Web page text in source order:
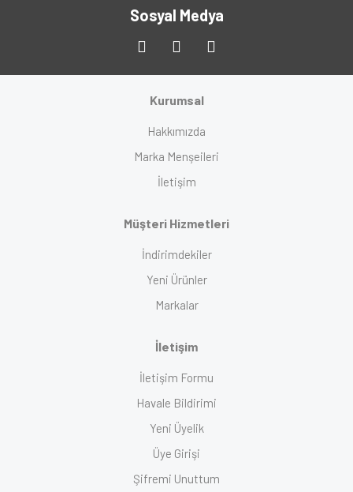
Sosyal Medya
Kurumsal
Hakkımızda
Marka Menşeileri
İletişim
Müşteri Hizmetleri
İndirimdekiler
Yeni Ürünler
Markalar
İletişim
İletişim Formu
Havale Bildirimi
Yeni Üyelik
Üye Girişi
Şifremi Unuttum